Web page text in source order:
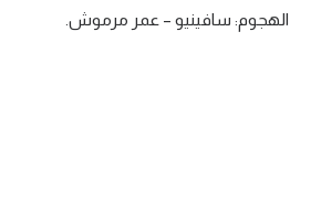
الهجوم: سافينيو – عمر مرموش.